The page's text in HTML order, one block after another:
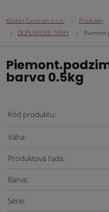
Klinker Centrum s.r.o. Produkty
DOPLŇKOVÉ TAŠKY
barva 0.5kg
Kód produktu
Váha
Produktová řada
Barva
Série